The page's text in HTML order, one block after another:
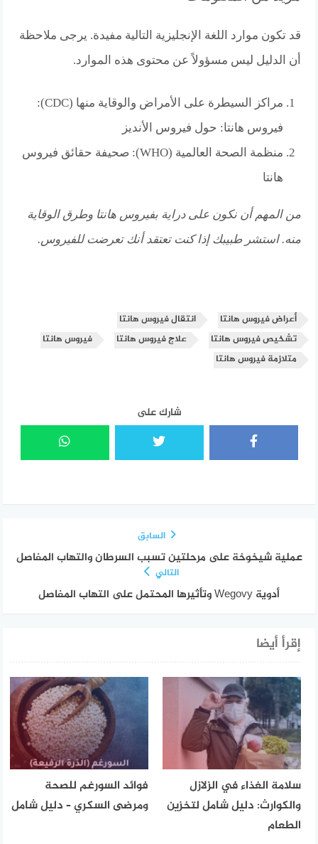
قد تكون موارد اللغة الإنجليزية التالية مفيدة. يرجى ملاحظة
أن الدليل ليس مسؤولاً عن محتوى هذه الموارد.
مراكز السيطرة على الأمراض والوقاية منها (CDC):
فيروس هانتا: حول فيروس الأنديز
منظمة الصحة العالمية (WHO): صحيفة حقائق فيروس
هانتا
من المهم أن نكون على دراية بفيروس هانتا وطرق الوقاية
منه. استشر طبيبك إذا كنت تعتقد أنك تعرضت للفيروس.
أعراض فيروس هانتا
انتقال فيروس هانتا
تشخيص فيروس هانتا
علاج فيروس هانتا
فيروس هانتا
متلازمة فيروس هانتا
شارك على
السابق
عملية شيخوخة على مرحلتين تسبب السرطان والتهاب المفاصل
التالي
أدوية Wegovy وتأثيرها المحتمل على التهاب المفاصل
إقرأ أيضا
سلامة الغذاء في الزلازل
والكوارث: دليل شامل لتخزين
الطعام
فوائد السورغم للصحة
ومرضى السكري – دليل شامل